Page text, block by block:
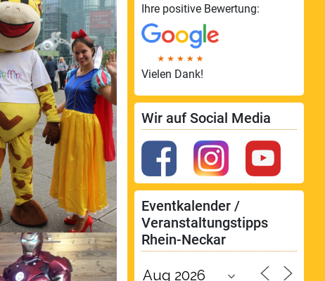
Ihre positive Bewertung:
Vielen Dank!
Wir auf Social Media
Eventkalender /
Veranstaltungstipps
Rhein-Neckar